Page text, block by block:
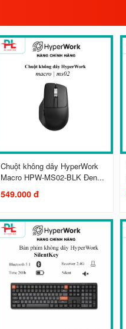
Chuột không dây HyperWork
Macro HPW-MS02-BLK Đen...
549.000 đ